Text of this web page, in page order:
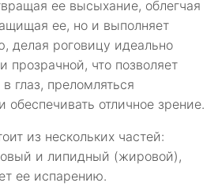
ее высыхание, облегчая
ее, но и выполняет
делая роговицу идеально
прозрачной, что позволяет
глаз, преломляться
обеспечивать отличное зрение.
из нескольких частей:
и липидный (жировой),
ее испарению.